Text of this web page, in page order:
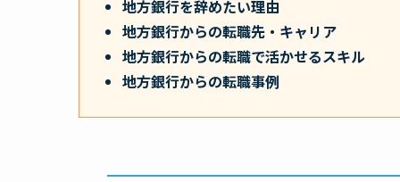
地方銀行を辞めたい理由
地方銀行からの転職先・キャリア
地方銀行からの転職で活かせるスキル
地方銀行からの転職事例